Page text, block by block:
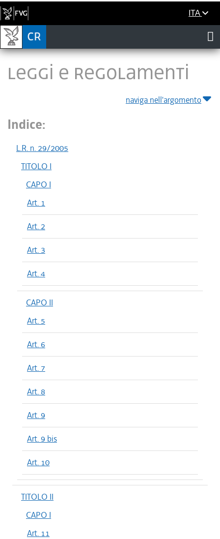
ITA
LEGGI E REGOLAMENTI
naviga nell'argomento
Indice:
L.R. n. 29/2005
TITOLO I
CAPO I
Art. 1
Art. 2
Art. 3
Art. 4
CAPO II
Art. 5
Art. 6
Art. 7
Art. 8
Art. 9
Art. 9 bis
Art. 10
TITOLO II
CAPO I
Art. 11